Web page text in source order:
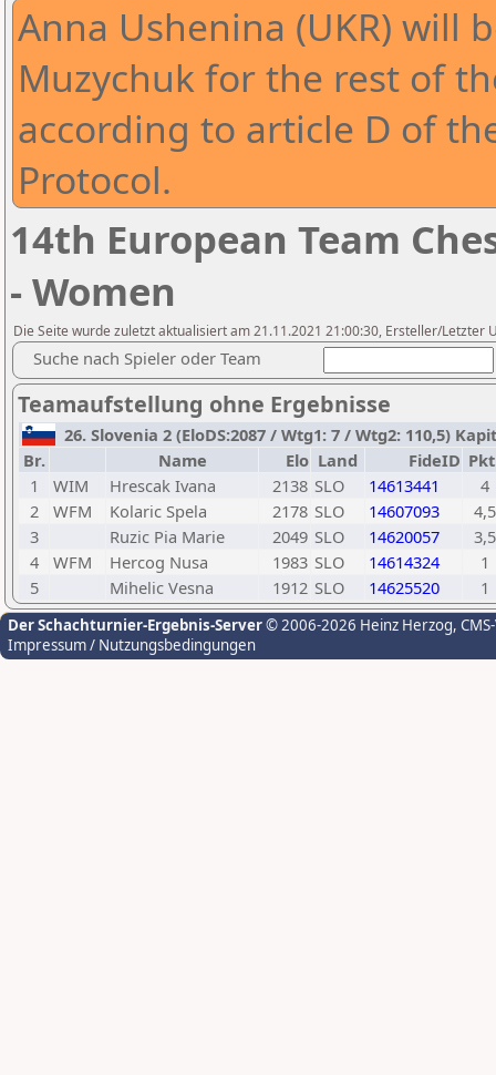
Anna Ushenina (UKR) will
Muzychuk for the rest of
according to article D of
Protocol.
14th European Team
- Women
Die Seite wurde zuletzt aktualisiert am 21.11.2021 21:00:30, Ersteller/Letzter
Suche nach Spieler oder Team
Teamaufstellung ohne Ergebnisse
26. Slovenia 2 (EloDS:2087 / Wtg1: 7 / Wtg2: 110,5)
Br.
Name Elo Land FideID
1
WIM Hrescak Ivana 2138 SLO 14613441
4
2
WFM Kolaric Spela 2178 SLO 14607093
4,5
3
Ruzic Pia Marie 2049 SLO 14620057
3,5
4
WFM Hercog Nusa 1983 SLO 14614324
1
5
Mihelic Vesna 1912 SLO 14625520 1
Der Schachturnier-Ergebnis-Server© 2006-2026 Heinz Herzog,
Impressum / Nutzungsbedingungen